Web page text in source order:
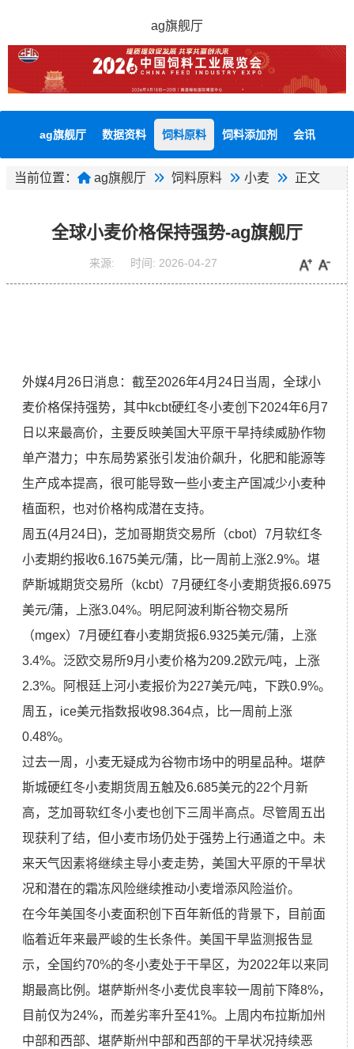
ag旗舰厅
ag旗舰厅 数据资料 饲料原料 饲料添加剂 会讯
当前位置： ag旗舰厅 饲料原料 小麦 正文
全球小麦价格保持强势-ag旗舰厅
来源: 时间: 2026-04-27
外媒4月26日消息：截至2026年4月24日当周，全球小
麦价格保持强势，其中kcbt硬红冬小麦创下2024年6月7
日以来最高价，主要反映美国大平原干旱持续威胁作物
单产潜力；中东局势紧张引发油价飙升，化肥和能源等
生产成本提高，很可能导致一些小麦主产国减少小麦种
植面积，也对价格构成潜在支持。
周五(4月24日)，芝加哥期货交易所（cbot）7月软红冬
小麦期约报收6.1675美元/蒲，比一周前上涨2.9%。堪
萨斯城期货交易所（kcbt）7月硬红冬小麦期货报6.6975
美元/蒲，上涨3.04%。明尼阿波利斯谷物交易所
（mgex）7月硬红春小麦期货报6.9325美元/蒲，上涨
3.4%。泛欧交易所9月小麦价格为209.2欧元/吨，上涨
2.3%。阿根廷上河小麦报价为227美元/吨，下跌0.9%。
周五，ice美元指数报收98.364点，比一周前上涨
0.48%。
过去一周，小麦无疑成为谷物市场中的明星品种。堪萨
斯城硬红冬小麦期货周五触及6.685美元的22个月新
高，芝加哥软红冬小麦也创下三周半高点。尽管周五出
现获利了结，但小麦市场仍处于强势上行通道之中。未
来天气因素将继续主导小麦走势，美国大平原的干旱状
况和潜在的霜冻风险继续推动小麦增添风险溢价。
在今年美国冬小麦面积创下百年新低的背景下，目前面
临着近年来最严峻的生长条件。美国干旱监测报告显
示，全国约70%的冬小麦处于干旱区，为2022年以来同
期最高比例。堪萨斯州冬小麦优良率较一周前下降8%，
目前仅为24%，而差劣率升至41%。上周内布拉斯加州
中部和西部、堪萨斯州中部和西部的干旱状况持续恶